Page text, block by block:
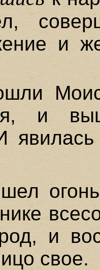
и
и
и
свое.